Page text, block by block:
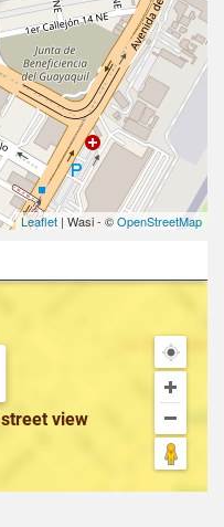
Leaflet | Wasi - ©OpenStreetMap
street view